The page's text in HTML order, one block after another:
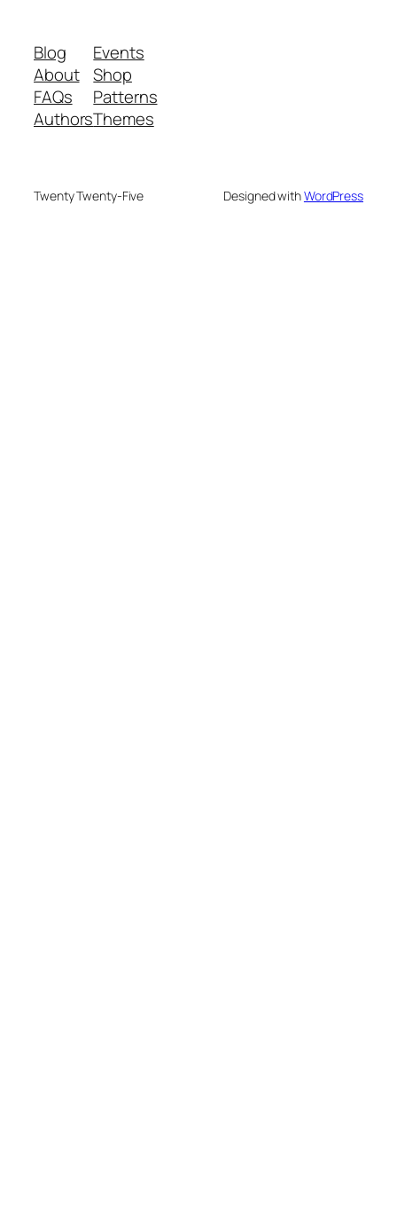
Blog
About
FAQs
Authors
Events
Shop
Patterns
Themes
Twenty Twenty-Five Designed withWordPress